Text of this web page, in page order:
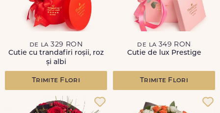
de la 329 RON
Cutie cu trandafiri roșii, roz
și albi
Trimite Flori
de la 349 RON
Cutie de lux Prestige
Trimite Flori